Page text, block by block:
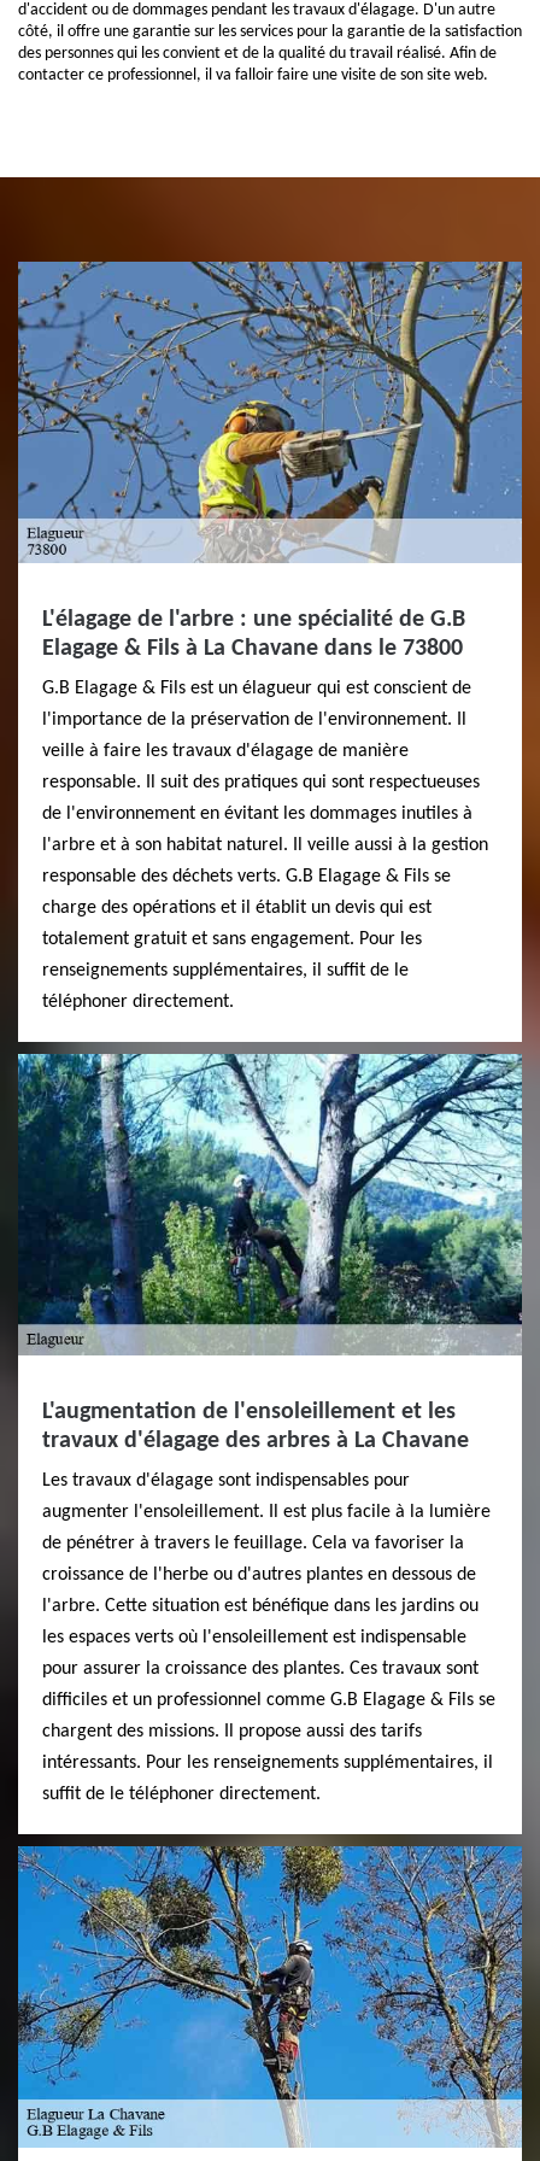
d'accident ou de dommages pendant les travaux d'élagage. D'un autre
côté, il offre une garantie sur les services pour la garantie de la satisfaction
des personnes qui les convient et de la qualité du travail réalisé. Afin de
contacter ce professionnel, il va falloir faire une visite de son site web.
L'élagage de l'arbre : une spécialité de G.B
Elagage & Fils à La Chavane dans le 73800
G.B Elagage & Fils est un élagueur qui est conscient de
l'importance de la préservation de l'environnement. Il
veille à faire les travaux d'élagage de manière
responsable. Il suit des pratiques qui sont respectueuses
de l'environnement en évitant les dommages inutiles à
l'arbre et à son habitat naturel. Il veille aussi à la gestion
responsable des déchets verts. G.B Elagage & Fils se
charge des opérations et il établit un devis qui est
totalement gratuit et sans engagement. Pour les
renseignements supplémentaires, il suffit de le
téléphoner directement.
L'augmentation de l'ensoleillement et les
travaux d'élagage des arbres à La Chavane
Les travaux d'élagage sont indispensables pour
augmenter l'ensoleillement. Il est plus facile à la lumière
de pénétrer à travers le feuillage. Cela va favoriser la
croissance de l'herbe ou d'autres plantes en dessous de
l'arbre. Cette situation est bénéfique dans les jardins ou
les espaces verts où l'ensoleillement est indispensable
pour assurer la croissance des plantes. Ces travaux sont
difficiles et un professionnel comme G.B Elagage & Fils se
chargent des missions. Il propose aussi des tarifs
intéressants. Pour les renseignements supplémentaires, il
suffit de le téléphoner directement.